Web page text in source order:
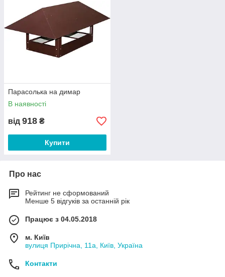
Парасолька на димар
В наявності
від 918 ₴
Купити
Про нас
Рейтинг не сформований
Менше 5 відгуків за останній рік
Працює з 04.05.2018
м. Київ
вулиця Прирічна, 11а, Київ, Україна
Контакти